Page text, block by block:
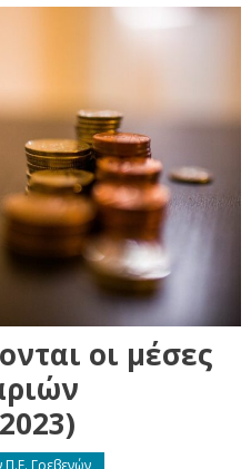
οι μέσες
Γρεβενών